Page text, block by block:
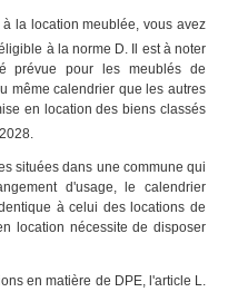
la location meublée, vous avez
à la norme D. Il est à noter
prévue pour les meublés de
même calendrier que les autres
en location des biens classés
situées dans une commune qui
d'usage, le calendrier
à celui des locations de
location nécessite de disposer
en matière de DPE, l'article L.